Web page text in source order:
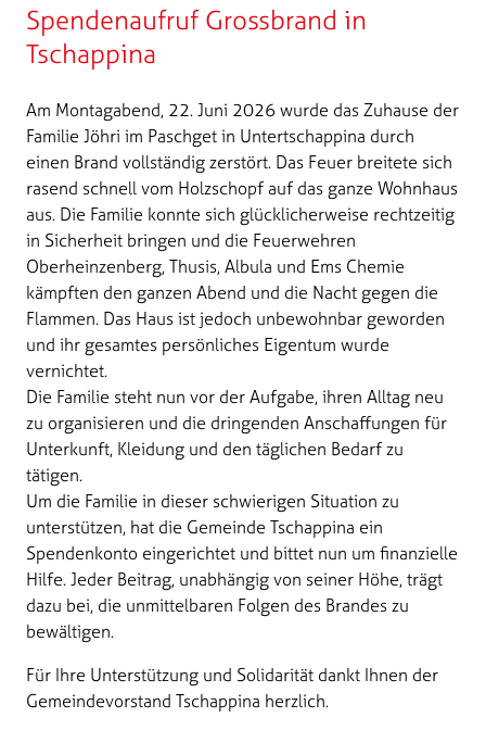
Spendenaufruf Grossbrand in
Tschappina
Am Montagabend, 22. Juni 2026 wurde das Zuhause der
Familie Jöhri im Paschget in Untertschappina durch
einen Brand vollständig zerstört. Das Feuer breitete sich
rasend schnell vom Holzschopf auf das ganze Wohnhaus
aus. Die Familie konnte sich glücklicherweise rechtzeitig
in Sicherheit bringen und die Feuerwehren
Oberheinzenberg, Thusis, Albula und Ems Chemie
kämpften den ganzen Abend und die Nacht gegen die
Flammen. Das Haus ist jedoch unbewohnbar geworden
und ihr gesamtes persönliches Eigentum wurde
vernichtet.
Die Familie steht nun vor der Aufgabe, ihren Alltag neu
zu organisieren und die dringenden Anschaffungen für
Unterkunft, Kleidung und den täglichen Bedarf zu
tätigen.
Um die Familie in dieser schwierigen Situation zu
unterstützen, hat die Gemeinde Tschappina ein
Spendenkonto eingerichtet und bittet nun um finanzielle
Hilfe. Jeder Beitrag, unabhängig von seiner Höhe, trägt
dazu bei, die unmittelbaren Folgen des Brandes zu
bewältigen.
Für Ihre Unterstützung und Solidarität dankt Ihnen der
Gemeindevorstand Tschappina herzlich.